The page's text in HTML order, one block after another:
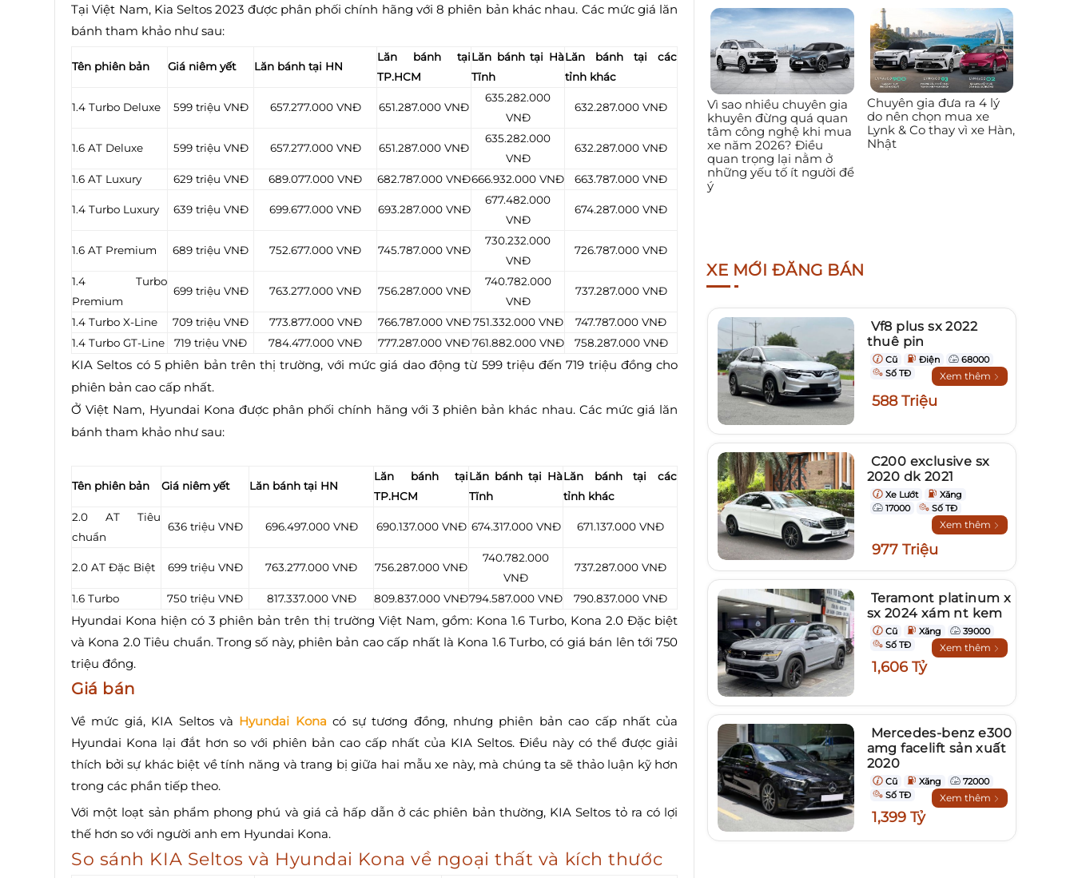
Tại Việt Nam, Kia Seltos 2023 được phân phối chính hãng với 8 phiên bản khác nhau. Các mức giá lăn
bánh tham khảo như sau:
Tên phiên bản Giá niêm yết Lăn bánh tại HN
Lăn bánh tại
TP.HCM
Lăn bánh tại Hà
Tĩnh
Lăn bánh tại các
tỉnh khác
1.4 Turbo Deluxe 599 triệu VNĐ 657.277.000 VNĐ 651.287.000 VNĐ
635.282.000
VNĐ
632.287.000 VNĐ
1.6 AT Deluxe 599 triệu VNĐ 657.277.000 VNĐ 651.287.000 VNĐ
635.282.000
VNĐ
632.287.000 VNĐ
1.6 AT Luxury 629 triệu VNĐ 689.077.000 VNĐ 682.787.000 VNĐ666.932.000 VNĐ 663.787.000 VNĐ
1.4 Turbo Luxury 639 triệu VNĐ 699.677.000 VNĐ 693.287.000 VNĐ
677.482.000
VNĐ
674.287.000 VNĐ
1.6 AT Premium 689 triệu VNĐ 752.677.000 VNĐ 745.787.000 VNĐ
730.232.000
VNĐ
726.787.000 VNĐ
1.4 Turbo
Premium
699 triệu VNĐ 763.277.000 VNĐ 756.287.000 VNĐ
740.782.000
VNĐ
737.287.000 VNĐ
1.4 Turbo X-Line 709 triệu VNĐ 773.877.000 VNĐ 766.787.000 VNĐ 751.332.000 VNĐ
747.787.000 VNĐ
1.4 Turbo GT-Line
719 triệu VNĐ 784.477.000 VNĐ 777.287.000 VNĐ761.882.000 VNĐ 758.287.000 VNĐ
KIA Seltos có 5 phiên bản trên thị trường, với mức giá dao động từ 599 triệu đến 719 triệu đồng cho
phiên bản cao cấp nhất.
Ở Việt Nam, Hyundai Kona được phân phối chính hãng với 3 phiên bản khác nhau. Các mức giá lăn
bánh tham khảo như sau:
Tên phiên bản Giá niêm yết Lăn bánh tại HN
Lăn bánh tại
TP.HCM
Lăn bánh tại Hà
Tĩnh
Lăn bánh tại các
tỉnh khác
2.0 AT Tiêu
chuẩn
636 triệu VNĐ 696.497.000 VNĐ 690.137.000 VNĐ 674.317.000 VNĐ 671.137.000 VNĐ
2.0 AT Đặc Biệt 699 triệu VNĐ 763.277.000 VNĐ 756.287.000 VNĐ
740.782.000
VNĐ
737.287.000 VNĐ
1.6 Turbo 750 triệu VNĐ 817.337.000 VNĐ 809.837.000 VNĐ794.587.000 VNĐ 790.837.000 VNĐ
Hyundai Kona hiện có 3 phiên bản trên thị trường Việt Nam, gồm: Kona 1.6 Turbo, Kona 2.0 Đặc biệt
và Kona 2.0 Tiêu chuẩn. Trong số này, phiên bản cao cấp nhất là Kona 1.6 Turbo, có giá bán lên tới 750
triệu đồng.
Giá bán
Về mức giá, KIA Seltos và Hyundai Kona có sự tương đồng, nhưng phiên bản cao cấp nhất của
Hyundai Kona lại đắt hơn so với phiên bản cao cấp nhất của KIA Seltos. Điều này có thể được giải
thích bởi sự khác biệt về tính năng và trang bị giữa hai mẫu xe này, mà chúng ta sẽ thảo luận kỹ hơn
trong các phần tiếp theo.
Với một loạt sản phẩm phong phú và giá cả hấp dẫn ở các phiên bản thường, KIA Seltos tỏ ra có lợi
thế hơn so với người anh em Hyundai Kona.
So sánh KIA Seltos và Hyundai Kona về ngoại thất và kích thước
Vì sao nhiều chuyên gia
khuyên đừng quá quan
tâm công nghệ khi mua
xe năm 2026? Điều
quan trọng lại nằm ở
những yếu tố ít người để
ý
Chuyên gia đưa ra 4 lý
do nên chọn mua xe
Lynk & Co thay vì xe Hàn,
Nhật
XE MỚI ĐĂNG BÁN
Vf8 plus sx 2022
thuê pin
Cũ Điện
68000
Số TĐ
Xem thêm
588 Triệu
C200 exclusive sx
2020 dk 2021
Xe Lướt
Xăng
17000
Số TĐ
Xem thêm
977 Triệu
Teramont platinum x
sx 2024 xám nt kem
Cũ Xăng
39000
Số TĐ
Xem thêm
1,606 Tỷ
Mercedes-benz e300
amg facelift sản xuất
2020
Cũ Xăng
72000
Số TĐ
Xem thêm
1,399 Tỷ